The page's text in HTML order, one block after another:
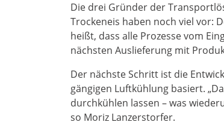
Die drei Gründer der
Trockeneis haben noch viel vor:
heißt, dass alle Prozesse vom
nächsten Auslieferung mit
Der nächste Schritt ist die
gängigen Luftkühlung basiert.
durchkühlen lassen – was
so Moriz Lanzerstorfer.